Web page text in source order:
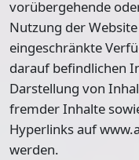
vorübergehende
Nutzung der
eingeschränkte
darauf befindlichen
Darstellung von
fremder Inhalte
Hyperlinks auf
werden.